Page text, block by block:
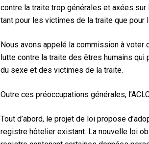
contre la traite trop générales et axées
tant pour les victimes de la traite que pour
Nous avons appelé la commission à
lutte contre la traite des êtres humains
du sexe et des victimes de la traite.
Outre ces préoccupations générales,
Tout d’abord, le projet de loi propose
registre hôtelier existant. La nouvelle loi